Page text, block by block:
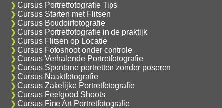
Cursus Portretfotografie Tips
Cursus Starten met Flitsen
Cursus Boudoirfotografie
Cursus Portretfotografie in de praktijk
Cursus Flitsen op Locatie
Cursus Fotoshoot onder controle
Cursus Verhalende Portretfotografie
Cursus Spontane portretten zonder poseren
Cursus Naaktfotografie
Cursus Zakelijke Portretfotografie
Cursus Feelgood Shoots
Cursus Fine Art Portretfotografie